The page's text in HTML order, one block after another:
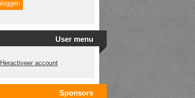
User menu
Heractiveer account
Sponsors